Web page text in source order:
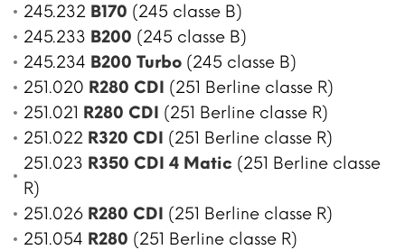
245.232 B170 (245 classe B)
245.233 B200 (245 classe B)
245.234 B200 Turbo (245 classe B)
251.020 R280 CDI (251 Berline classe R)
251.021 R280 CDI (251 Berline classe R)
251.022 R320 CDI (251 Berline classe R)
251.023 R350 CDI 4 Matic (251 Berline classe
R)
251.026 R280 CDI (251 Berline classe R)
251.054 R280 (251 Berline classe R)